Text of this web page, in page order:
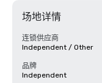
场地详情
连锁供应商
Independent / Other
品牌
Independent